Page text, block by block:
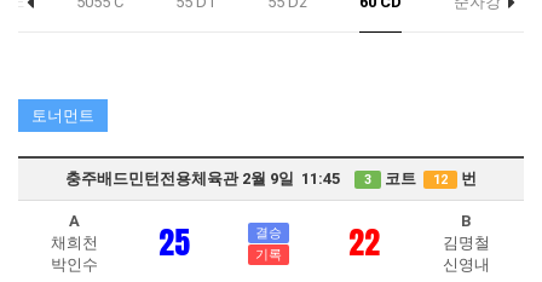
토너먼트
충주배드민턴전용체육관 2월 9일 11:45 3 코트 12 번
A
채희천
박인수
25
결승
기록
22
B
김명철
신영내